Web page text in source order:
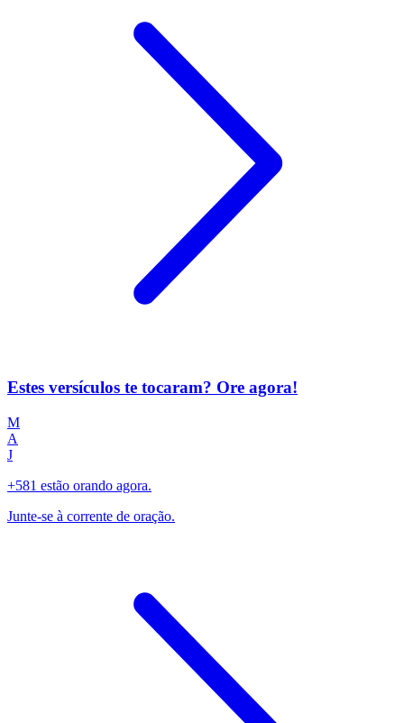
Estes versículos te tocaram? Ore agora!
M
A
J
+581 estão orando agora.
Junte-se à corrente de oração.